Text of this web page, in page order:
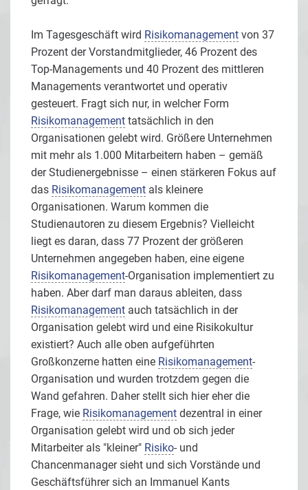
Im Tagesgeschäft wird Risikomanagement von 37
Prozent der Vorstandmitglieder, 46 Prozent des
Top-Managements und 40 Prozent des mittleren
Managements verantwortet und operativ
gesteuert. Fragt sich nur, in welcher Form
Risikomanagement tatsächlich in den
Organisationen gelebt wird. Größere Unternehmen
mit mehr als 1.000 Mitarbeitern haben – gemäß
der Studienergebnisse – einen stärkeren Fokus auf
das Risikomanagement als kleinere
Organisationen. Warum kommen die
Studienautoren zu diesem Ergebnis? Vielleicht
liegt es daran, dass 77 Prozent der größeren
Unternehmen angegeben haben, eine eigene
Risikomanagement-Organisation implementiert zu
haben. Aber darf man daraus ableiten, dass
Risikomanagement auch tatsächlich in der
Organisation gelebt wird und eine Risikokultur
existiert? Auch alle oben aufgeführten
Großkonzerne hatten eine Risikomanagement-
Organisation und wurden trotzdem gegen die
Wand gefahren. Daher stellt sich hier eher die
Frage, wie Risikomanagement dezentral in einer
Organisation gelebt wird und ob sich jeder
Mitarbeiter als "kleiner" Risiko- und
Chancenmanager sieht und sich Vorstände und
Geschäftsführer sich an Immanuel Kants